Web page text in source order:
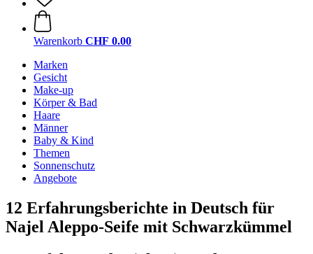
Warenkorb CHF 0.00
Marken
Gesicht
Make-up
Körper & Bad
Haare
Männer
Baby & Kind
Themen
Sonnenschutz
Angebote
12 Erfahrungsberichte in Deutsch für
Najel Aleppo-Seife mit Schwarzkümmel